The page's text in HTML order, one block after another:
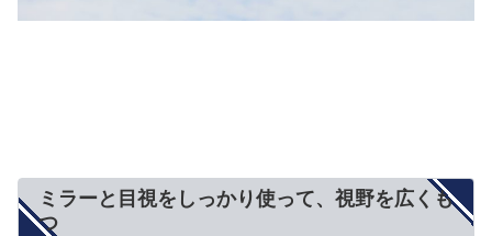
ミラーと目視をしっかり使って、視野を広くも
つ